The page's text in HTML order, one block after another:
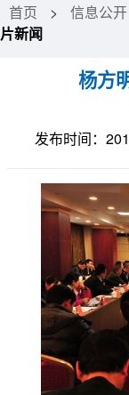
首页 > 信息公开
片新闻
杨方
发布时间：